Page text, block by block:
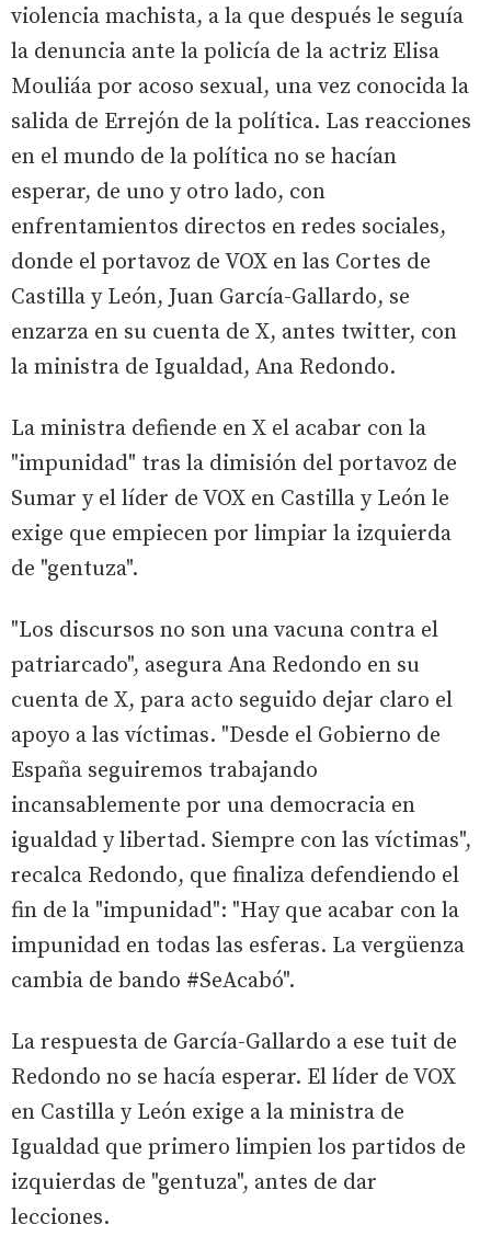
violencia machista, a la que después le seguía
la denuncia ante la policía de la actriz Elisa
Mouliáa por acoso sexual, una vez conocida la
salida de Errejón de la política. Las reacciones
en el mundo de la política no se hacían
esperar, de uno y otro lado, con
enfrentamientos directos en redes sociales,
donde el portavoz de VOX en las Cortes de
Castilla y León, Juan García-Gallardo, se
enzarza en su cuenta de X, antes twitter, con
la ministra de Igualdad, Ana Redondo.
La ministra defiende en X el acabar con la
"impunidad" tras la dimisión del portavoz de
Sumar y el líder de VOX en Castilla y León le
exige que empiecen por limpiar la izquierda
de "gentuza".
"Los discursos no son una vacuna contra el
patriarcado", asegura Ana Redondo en su
cuenta de X, para acto seguido dejar claro el
apoyo a las víctimas. "Desde el Gobierno de
España seguiremos trabajando
incansablemente por una democracia en
igualdad y libertad. Siempre con las víctimas",
recalca Redondo, que finaliza defendiendo el
fin de la "impunidad": "Hay que acabar con la
impunidad en todas las esferas. La vergüenza
cambia de bando #SeAcabó".
La respuesta de García-Gallardo a ese tuit de
Redondo no se hacía esperar. El líder de VOX
en Castilla y León exige a la ministra de
Igualdad que primero limpien los partidos de
izquierdas de "gentuza", antes de dar
lecciones.